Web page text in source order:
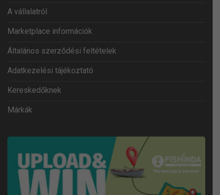
A vállalatról
Marketplace információk
Általános szerződési feltételek
Adatkezelési tájékoztató
Kereskedőknek
Márkák